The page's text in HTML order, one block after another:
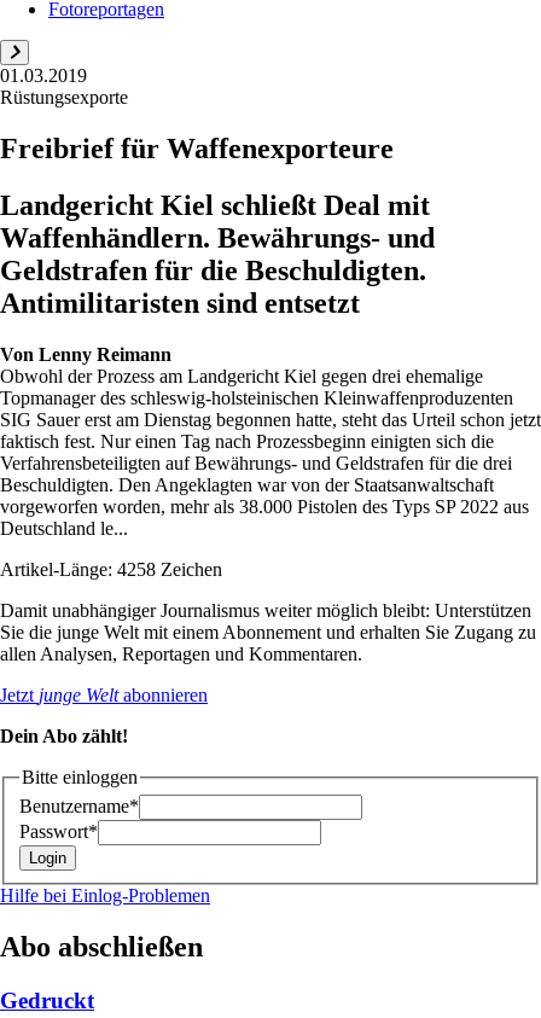
Fotoreportagen
01.03.2019
Rüstungsexporte
Freibrief für Waffenexporteure
Landgericht Kiel schließt Deal mit
Waffenhändlern. Bewährungs- und
Geldstrafen für die Beschuldigten.
Antimilitaristen sind entsetzt
Von Lenny Reimann
Obwohl der Prozess am Landgericht Kiel gegen drei ehemalige
Topmanager des schleswig-holsteinischen Kleinwaffenproduzenten
SIG Sauer erst am Dienstag begonnen hatte, steht das Urteil schon jetzt
faktisch fest. Nur einen Tag nach Prozessbeginn einigten sich die
Verfahrensbeteiligten auf Bewährungs- und Geldstrafen für die drei
Beschuldigten. Den Angeklagten war von der Staatsanwaltschaft
vorgeworfen worden, mehr als 38.000 Pistolen des Typs SP 2022 aus
Deutschland le...
Artikel-Länge: 4258 Zeichen
Damit unabhängiger Journalismus weiter möglich bleibt: Unterstützen
Sie die junge Welt mit einem Abonnement und erhalten Sie Zugang zu
allen Analysen, Reportagen und Kommentaren.
Jetzt junge Weltabonnieren
Dein Abo zählt!
Bitte einloggen
Benutzername*
Passwort*
Hilfe bei Einlog-Problemen
Abo abschließen
Gedruckt